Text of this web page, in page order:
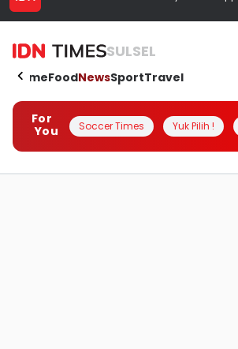
SULSEL
HomeFoodNewsSportTravel
For
You
Soccer Times Yuk Pilih !